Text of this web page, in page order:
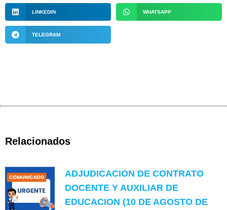
LINKEDIN WHATSAPP
TELEGRAM
Relacionados
ADJUDICACION DE CONTRATO
DOCENTE Y AUXILIAR DE
EDUCACION (10 DE AGOSTO DE